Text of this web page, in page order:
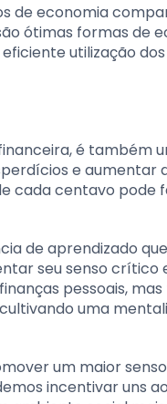
de economia
ótimas formas de
utilização
é também
e aumentar
cada centavo pode
de aprendizado
seu senso crítico
pessoais,
uma
um maior
incentivar uns